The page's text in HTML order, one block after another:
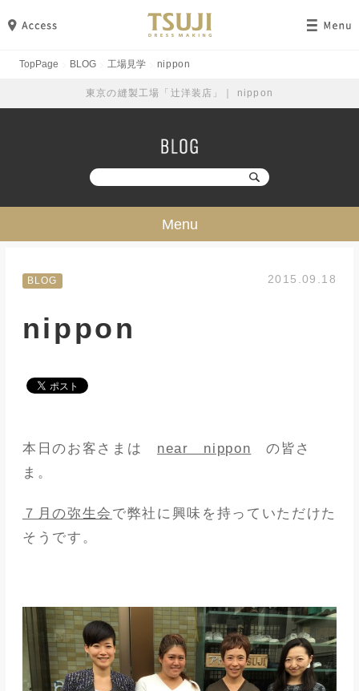
TopPage BLOG 工場見学 nippon
東京の縫製工場「辻洋装店」｜ nippon
Menu
メゾンな日々
BLOG 2015.09.18
nippon
本日のお客さまは near nippon の皆さ
ま。
７月の弥生会 で弊社に興味を持っていただけた
そうです。